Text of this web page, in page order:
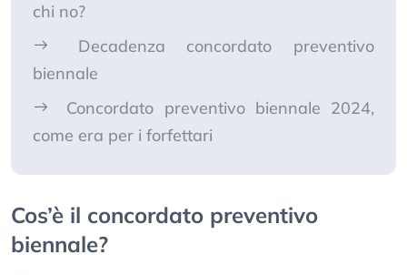
chi no?
Decadenza concordato preventivo
biennale
Concordato preventivo biennale 2024,
come era per i forfettari
Cos’è il concordato preventivo
biennale?